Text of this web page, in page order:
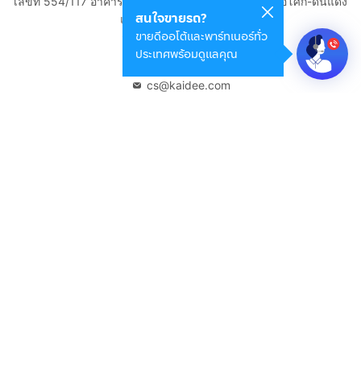
สนใจขายรถ?
ขายดีออโต้และพาร์ทเนอร์ทั่ว
ประเทศพร้อมดูแลคุณ
แขวงดินแดง เขตดินแดง
กรุงเทพมหานคร 10400
cs@kaidee.com